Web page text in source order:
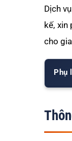
Dịch vụ
kế, xin
cho
Phụ